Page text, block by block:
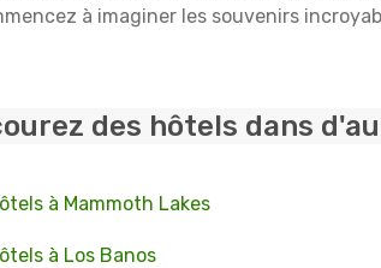
à imaginer les souvenirs
des hôtels dans
à Mammoth Lakes
à Los Banos